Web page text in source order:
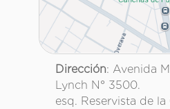
Dirección: Avenida
Lynch N° 3500.
esq. Reservista de